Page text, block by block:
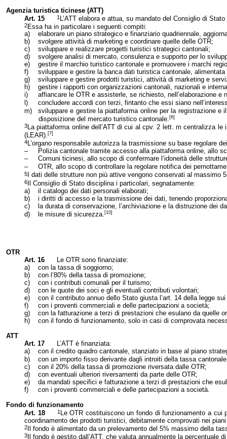
Agenzia turistica ticinese (ATT)
Art. 15
1L’ATT elabora e attua, su mandato del Consiglio di
2Essa ha in particolare i seguenti compiti:
a)
elaborare un piano strategico e finanziario quadriennale,
b)
svolgere attività di marketing e coordinare quelle delle OTR;
c)
sviluppare e realizzare progetti turistici strategici cantonali;
d)
svolgere analisi di mercato, consulenza e supporto per lo
e)
gestire il marchio turistico cantonale e promuovere i marchi
f)
sviluppare e gestire la banca dati turistica cantonale, alimentata
g)
sviluppare e gestire prodotti turistici, attività di marketing e
h)
gestire i rapporti con organizzazioni cantonali, nazionali e
i)
affiancare le OTR e assisterle, se richiesto, nell’elaborazione
l)
concludere accordi con terzi, fintanto che essi siano
m)
sviluppare e gestire la piattaforma online per la registrazione
disposizione del mercato turistico cantonale. [6]
3 La piattaforma online dell’ATT di cui al cpv. 2 lett. m centralizza
(LEAR). [7]
4L’organo responsabile autorizza la trasmissione su base regolare
–
Polizia cantonale tramite accesso alla piattaforma online, allo
–
Comuni ticinesi, allo scopo di confermare l’idoneità delle
–
OTR, allo scopo di controllare la regolare notifica dei
5 I dati delle strutture non più attive vengono conservati al massimo
6Il Consiglio di Stato disciplina i particolari, segnatamente:
a)
il catalogo dei dati personali elaborati;
b)
i diritti di accesso e la trasmissione dei dati, tenendo
c)
la durata di conservazione, l’archiviazione e la distruzione dei
d)
le misure di sicurezza. [10]
OTR
Art. 16
Le OTR sono finanziate:
a)
con la tassa di soggiorno;
b)
con l’80% della tassa di promozione;
c)
con i contributi comunali per il turismo;
d)
con le quote dei soci e gli eventuali contributi volontari;
e)
con il contributo annuo dello Stato giusta l’art. 14 della legge
f)
con i proventi commerciali e delle partecipazioni a società;
g)
con la fatturazione a terzi di prestazioni che esulano da quelle
h)
con il fondo di funzionamento, solo in casi di comprovata
ATT
Art. 17
L’ATT è finanziata:
a)
con il credito quadro cantonale, stanziato in base al piano
b)
con un importo fisso derivante dagli introiti della tassa
c)
con il 20% della tassa di promozione riversata dalle OTR;
d)
con eventuali ulteriori riversamenti da parte delle OTR;
e)
da mandati specifici e fatturazione a terzi di prestazioni che
f)
con i proventi commerciali e delle partecipazioni a società.
Fondo di funzionamento
Art. 18
1Le OTR costituiscono un fondo di funzionamento a
coordinamento dei prodotti turistici, debitamente comprovati nei
2 Il fondo è alimentato da un prelevamento del 5% massimo della
3Il fondo è gestito dall’ATT, che valuta annualmente la percentuale